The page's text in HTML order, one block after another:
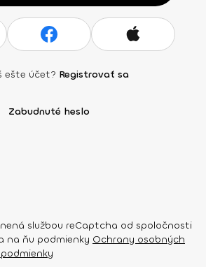
ešte účet? Registrovať sa
Zabudnuté heslo
službou reCaptcha od spoločnosti
na ňu podmienky Ochrany osobných